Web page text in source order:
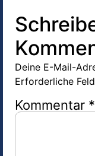
Deine E-Mail-
Erforderliche
Kommentar *